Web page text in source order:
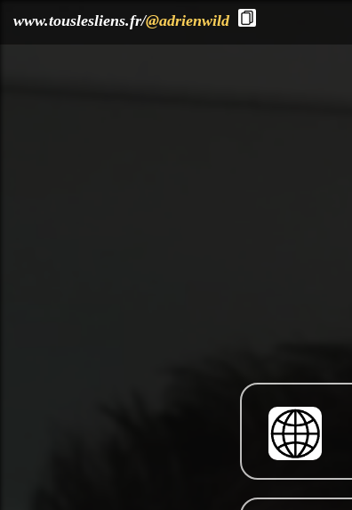
www.touslesliens.fr/@adrienwild